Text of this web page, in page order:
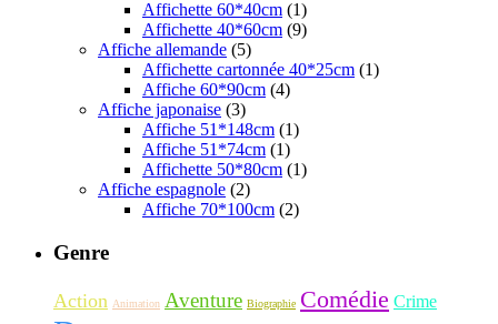
Affichette 60*40cm (1)
Affichette 40*60cm (9)
Affiche allemande (5)
Affichette cartonnée 40*25cm (1)
Affiche 60*90cm (4)
Affiche japonaise (3)
Affiche 51*148cm (1)
Affiche 51*74cm (1)
Affichette 50*80cm (1)
Affiche espagnole (2)
Affiche 70*100cm (2)
Genre
Action Animation Aventure Biographie Comédie Crime